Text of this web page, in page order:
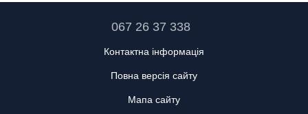
067 26 37 338
Контактна інформація
Повна версія сайту
Мапа сайту